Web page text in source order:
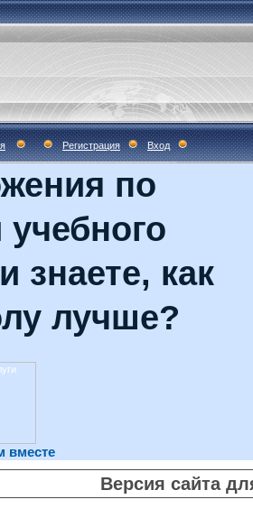
Регистрация Вход
по
учебного
знаете, как
лучше?
вместе
Версия сайта